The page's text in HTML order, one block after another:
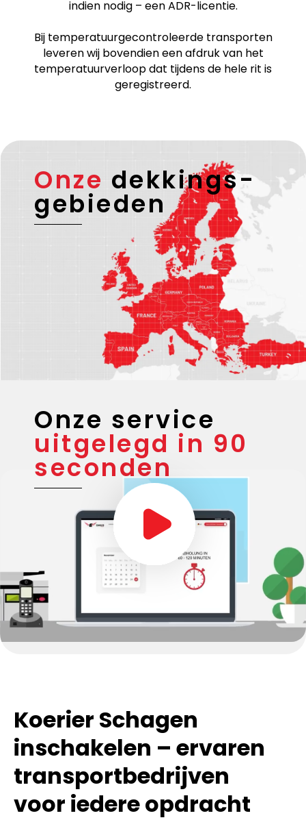
indien nodig – een ADR-licentie.
Bij temperatuurgecontroleerde transporten
leveren wij bovendien een afdruk van het
temperatuurverloop dat tijdens de hele rit is
geregistreerd.
Onze dekkings-
gebieden
Onze service
uitgelegd in 90
seconden
Koerier Schagen
inschakelen – ervaren
transportbedrijven
voor iedere opdracht